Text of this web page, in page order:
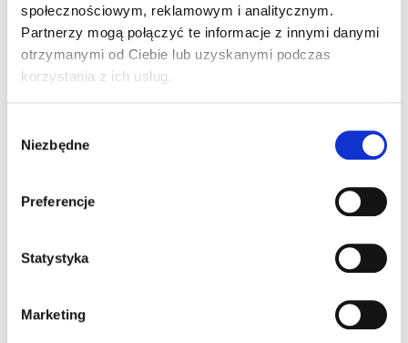
społecznościowym, reklamowym i analitycznym.
Partnerzy mogą połączyć te informacje z innymi danymi
otrzymanymi od Ciebie lub uzyskanymi podczas
korzystania z ich usług.
Niezbędne
Preferencje
Statystyka
Marketing
NAVIGATE SOFTSHELL
549,00ZŁ